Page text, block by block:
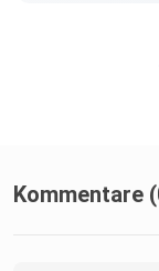
Kommentare